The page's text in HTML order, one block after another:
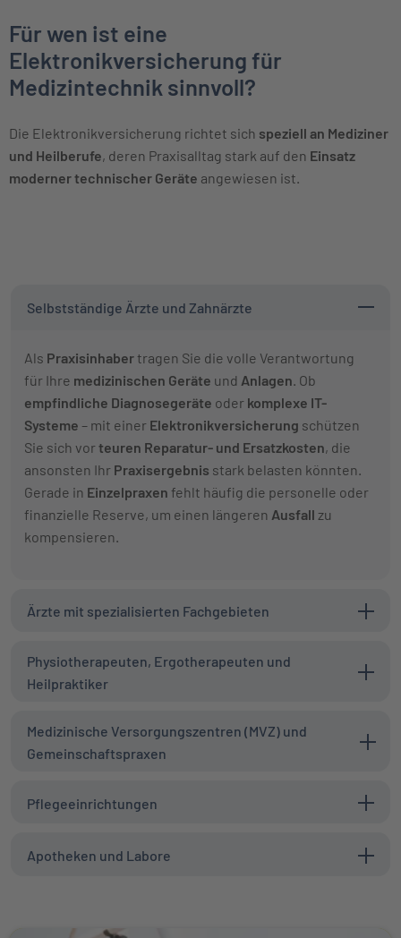
Für wen ist eine
Elektronikversicherung für
Medizintechnik sinnvoll?
Die Elektronikversicherung richtet sich speziell an Mediziner
und Heilberufe, deren Praxisalltag stark auf den Einsatz
moderner technischer Geräte angewiesen ist.
Selbstständige Ärzte und Zahnärzte
Als Praxisinhaber tragen Sie die volle Verantwortung
für Ihre medizinischen Geräte und Anlagen . Ob
empfindliche Diagnosegeräte oder komplexe IT-
Systeme – mit einer Elektronikversicherung schützen
Sie sich vorteuren Reparatur- und Ersatzkosten, die
ansonsten Ihr Praxisergebnis stark belasten könnten.
Gerade in Einzelpraxen fehlt häufig die personelle oder
finanzielle Reserve, um einen längeren Ausfall zu
kompensieren.
Ärzte mit spezialisierten Fachgebieten
Physiotherapeuten, Ergotherapeuten und
Heilpraktiker
Medizinische Versorgungszentren (MVZ) und
Gemeinschaftspraxen
Pflegeeinrichtungen
Apotheken und Labore